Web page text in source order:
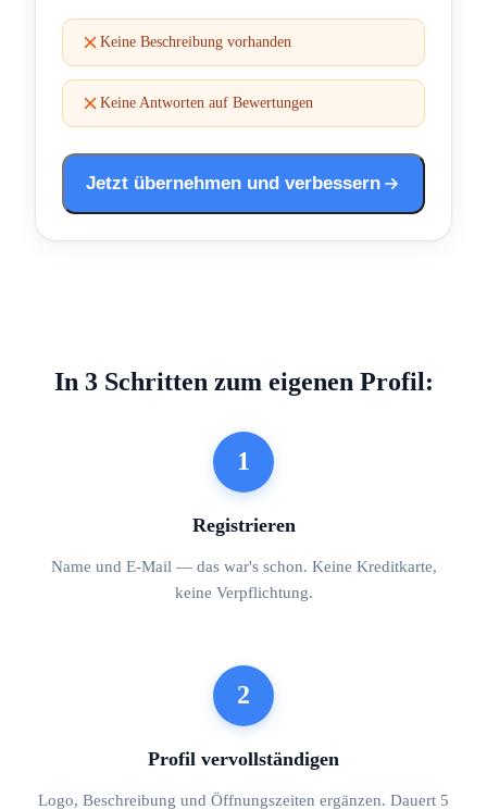
Keine Beschreibung vorhanden
Keine Antworten auf Bewertungen
Jetzt übernehmen und verbessern
In 3 Schritten zum eigenen Profil:
1
Registrieren
Name und E-Mail — das war's schon. Keine Kreditkarte,
keine Verpflichtung.
2
Profil vervollständigen
Logo, Beschreibung und Öffnungszeiten ergänzen. Dauert 5